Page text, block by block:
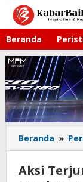
Lewati
konten
Beranda
Beranda »
Aksi